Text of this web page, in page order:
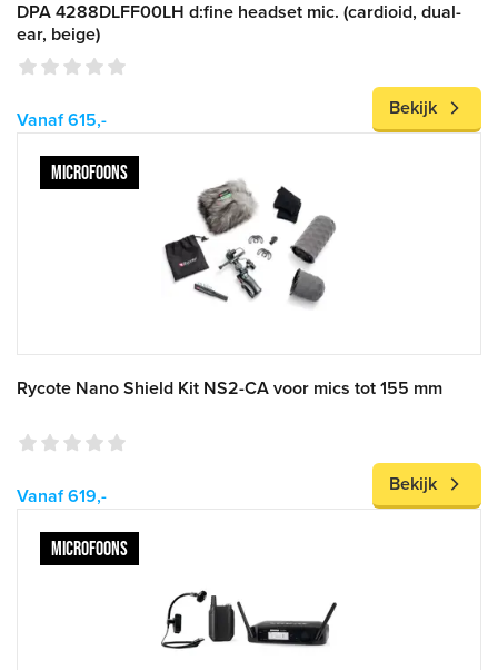
DPA 4288DLFF00LH d:fine headset mic. (cardioid, dual-
ear, beige)
Vanaf 615,-
Bekijk
MICROFOONS
Rycote Nano Shield Kit NS2-CA voor mics tot 155 mm
Vanaf 619,-
Bekijk
MICROFOONS